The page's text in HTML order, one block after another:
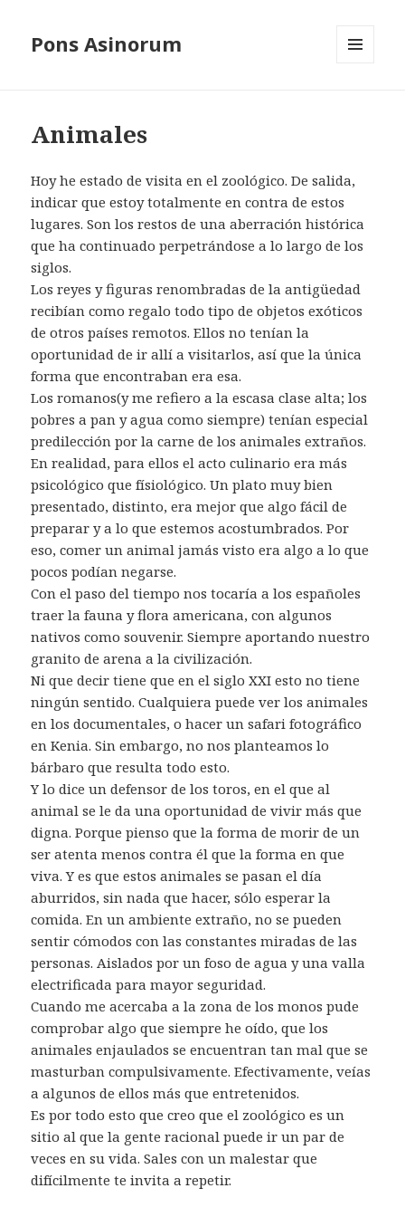
Pons Asinorum
Animales
Hoy he estado de visita en el zoológico. De salida,
indicar que estoy totalmente en contra de estos
lugares. Son los restos de una aberración histórica
que ha continuado perpetrándose a lo largo de los
siglos.
Los reyes y figuras renombradas de la antigüedad
recibían como regalo todo tipo de objetos exóticos
de otros países remotos. Ellos no tenían la
oportunidad de ir allí a visitarlos, así que la única
forma que encontraban era esa.
Los romanos(y me refiero a la escasa clase alta; los
pobres a pan y agua como siempre) tenían especial
predilección por la carne de los animales extraños.
En realidad, para ellos el acto culinario era más
psicológico que físiológico. Un plato muy bien
presentado, distinto, era mejor que algo fácil de
preparar y a lo que estemos acostumbrados. Por
eso, comer un animal jamás visto era algo a lo que
pocos podían negarse.
Con el paso del tiempo nos tocaría a los españoles
traer la fauna y flora americana, con algunos
nativos como souvenir. Siempre aportando nuestro
granito de arena a la civilización.
Ni que decir tiene que en el siglo XXI esto no tiene
ningún sentido. Cualquiera puede ver los animales
en los documentales, o hacer un safari fotográfico
en Kenia. Sin embargo, no nos planteamos lo
bárbaro que resulta todo esto.
Y lo dice un defensor de los toros, en el que al
animal se le da una oportunidad de vivir más que
digna. Porque pienso que la forma de morir de un
ser atenta menos contra él que la forma en que
viva. Y es que estos animales se pasan el día
aburridos, sin nada que hacer, sólo esperar la
comida. En un ambiente extraño, no se pueden
sentir cómodos con las constantes miradas de las
personas. Aislados por un foso de agua y una valla
electrificada para mayor seguridad.
Cuando me acercaba a la zona de los monos pude
comprobar algo que siempre he oído, que los
animales enjaulados se encuentran tan mal que se
masturban compulsivamente. Efectivamente, veías
a algunos de ellos más que entretenidos.
Es por todo esto que creo que el zoológico es un
sitio al que la gente racional puede ir un par de
veces en su vida. Sales con un malestar que
difícilmente te invita a repetir.